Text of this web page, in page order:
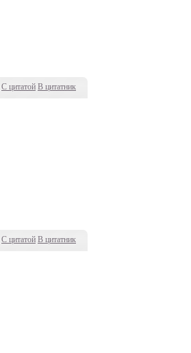
С цитатой В цитатник
С цитатой В цитатник